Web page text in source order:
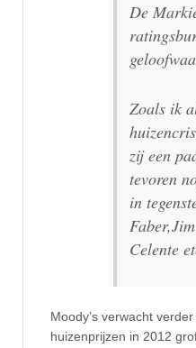
De
Zoals ik
zij een
tevoren
in
Celente
Moody’s verwacht
huizenprijzen in 2012